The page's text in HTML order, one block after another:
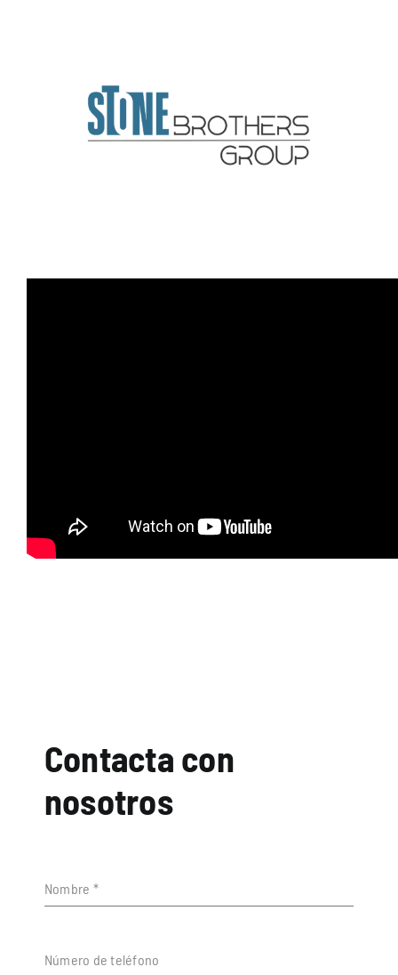
Contacta con
nosotros
Nombre *
Número de teléfono